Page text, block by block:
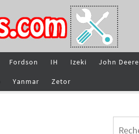
Fordson IH Izeki John Deere
Yanmar Zetor